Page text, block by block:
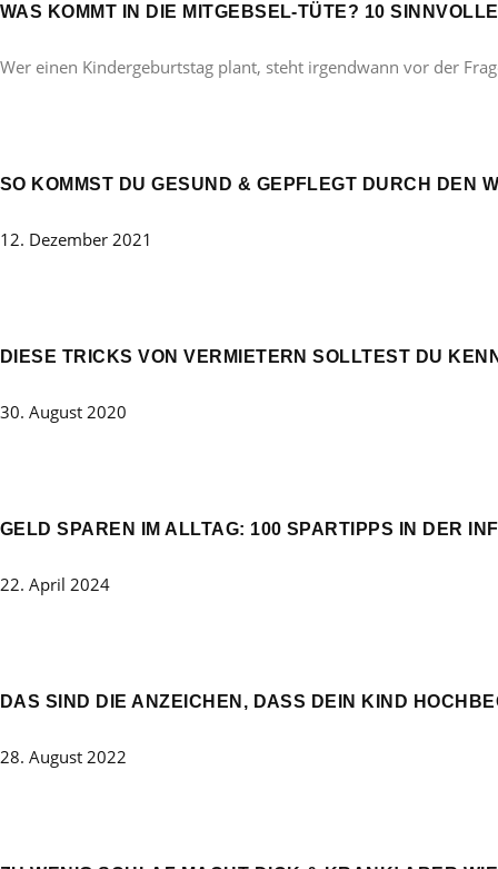
WAS KOMMT IN DIE MITGEBSEL-TÜTE? 10
Wer einen Kindergeburtstag plant, steht irgendwann vor der
SO KOMMST DU GESUND & GEPFLEGT DURCH DEN
12. Dezember 2021
DIESE TRICKS VON VERMIETERN SOLLTEST DU
30. August 2020
GELD SPAREN IM ALLTAG: 100 SPARTIPPS IN DER
22. April 2024
DAS SIND DIE ANZEICHEN, DASS DEIN KIND
28. August 2022